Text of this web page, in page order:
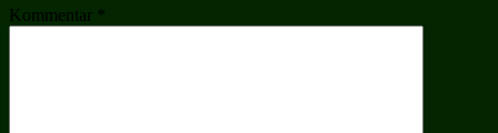
Kommentar *